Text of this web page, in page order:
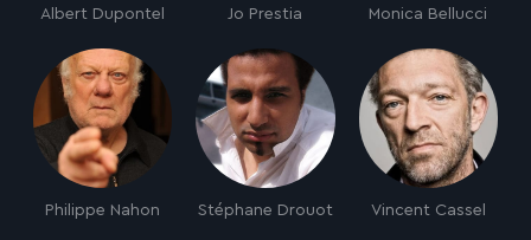
Albert Dupontel Jo Prestia Monica Bellucci
Philippe Nahon Stéphane Drouot Vincent Cassel